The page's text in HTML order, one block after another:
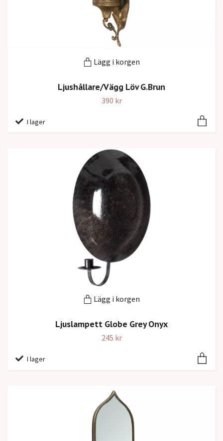
Lägg i korgen
Ljushållare/Vägg Löv G.Brun
390 kr
I lager
Lägg i korgen
Ljuslampett Globe Grey Onyx
245 kr
I lager